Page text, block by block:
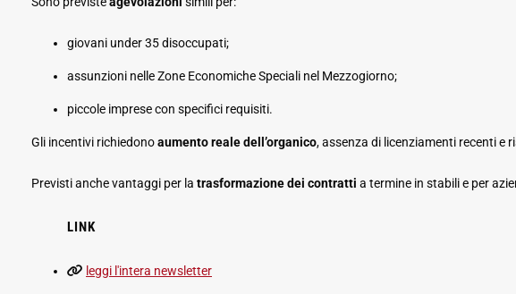
giovani under 35 disoccupati;
assunzioni nelle Zone Economiche Speciali nel Mezzogiorno;
piccole imprese con specifici requisiti.
Gli incentivi richiedonoaumento reale dell’organico, assenza di licenziamenti recenti e
Previsti anche vantaggi per la trasformazione dei contratti a termine in stabili e per
LINK
leggi l'intera newsletter